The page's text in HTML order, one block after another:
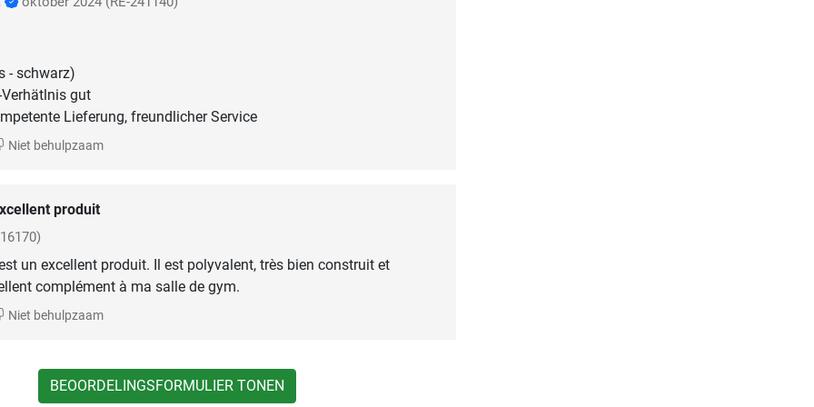
- schwarz)
gut
Lieferung, freundlicher Service
Niet behulpzaam
produit
un excellent produit. Il est polyvalent, très bien construit et
complément à ma salle de gym.
Niet behulpzaam
BEOORDELINGSFORMULIER TONEN